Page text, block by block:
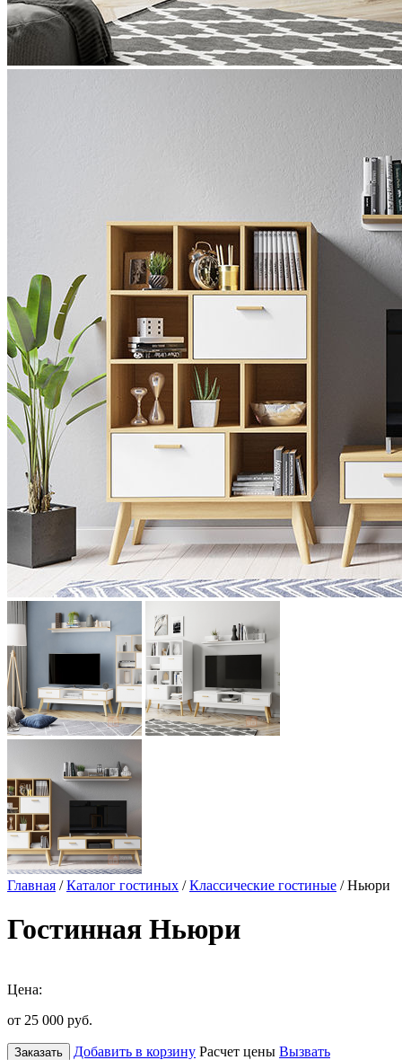
Главная /Каталог гостиных /Классические гостиные / Ньюри
Гостинная Ньюри
Цена:
от 25 000 руб.
Заказать Добавить в корзину Расчет цены Вызвать